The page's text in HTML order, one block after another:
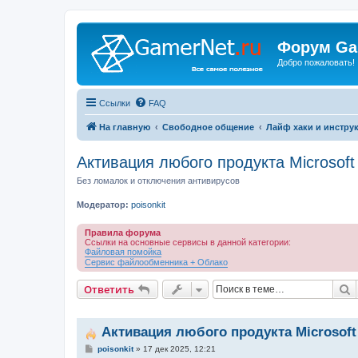
Форум
Добро пожаловать!
Ссылки FAQ
На главную Свободное общение Лайф хаки и
Активация любого продукта Microsoft
Без ломалок и отключения антивирусов
Модератор: poisonkit
Правила форума
Ссылки на основные сервисы в данной категории:
Файловая помойка
Сервис файлообменника + Облако
Ответить
Активация любого продукта Microsoft
Сpoisonkit» 17 дек 2025, 12:21